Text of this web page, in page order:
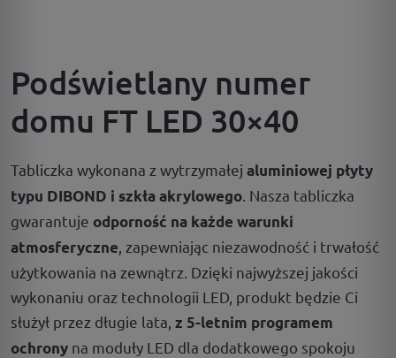
Podświetlany numer
domu FT LED 30×40
Tabliczka wykonana z wytrzymałej aluminiowej płyty
typu DIBOND i szkła akrylowego . Nasza tabliczka
gwarantuje odporność na każde warunki
atmosferyczne , zapewniając niezawodność i trwałość
użytkowania na zewnątrz. Dzięki najwyższej jakości
wykonaniu oraz technologii LED, produkt będzie Ci
służył przez długie lata, z 5-letnim programem
ochrony na moduły LED dla dodatkowego spokoju